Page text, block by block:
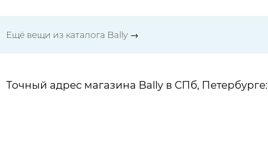
Ещё вещи из каталога Bally →
Точный адрес магазина Bally в СПб, Петербурге: